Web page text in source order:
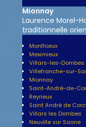
Mionnay
Laurence Morel-
traditionnelle
Monthieux
Meximieux
Villars-les-Dombes
Villefranche-sur-
Mionnay
Saint-André-de-
Reyrieux
Saint André de
Villars les Dombes
Neuville sur Saone